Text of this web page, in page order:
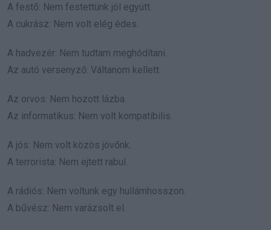
A festő: Nem festettünk jól együtt.
A cukrász: Nem volt elég édes.
A hadvezér: Nem tudtam meghódítani.
Az autó versenyző: Váltanom kellett.
Az orvos: Nem hozott lázba.
Az informatikus: Nem volt kompatibilis.
A jós: Nem volt közös jövőnk.
A terrorista: Nem ejtett rabul.
A rádiós: Nem voltunk egy hullámhosszon.
A bűvész: Nem varázsolt el.